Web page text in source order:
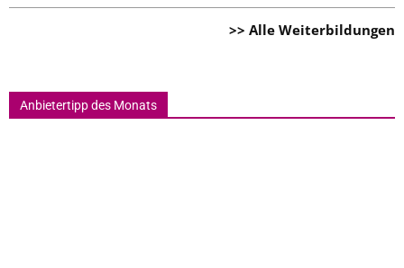
>> Alle Weiterbildungen
Anbietertipp des Monats